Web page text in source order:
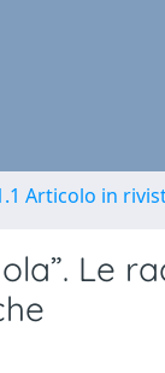
Articolo in